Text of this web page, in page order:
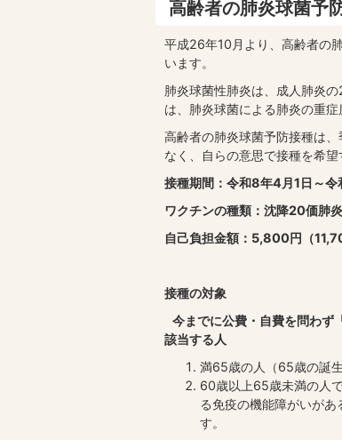
高齢者の肺炎球菌予
平成26年10月より、高齢者の
います。
肺炎球菌性肺炎は、成人肺炎
は、肺炎球菌による肺炎の重症
高齢者の肺炎球菌予防接種は
なく、自らの意思で接種を希望
接種期間：令和8年4月1日～
ワクチンの種類：沈降20価肺
自己負担金額：5,800円（
接種の対象
今までに公費・自費を問わず
該当する人
満65歳の人（65歳の誕
60歳以上65歳未満の人
る免疫の機能障がいが
す。